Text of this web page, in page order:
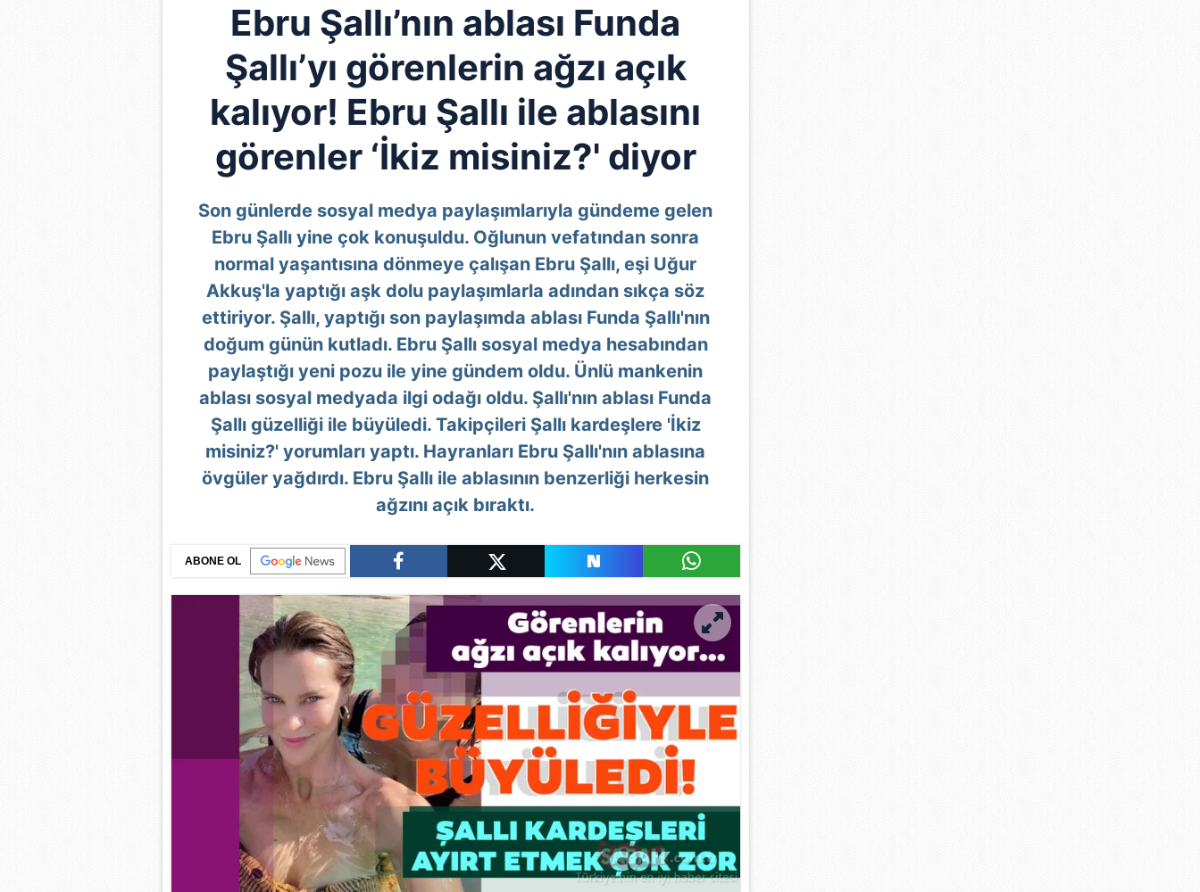
Ebru Şallı’nın ablası Funda
Şallı’yı görenlerin ağzı açık
kalıyor! Ebru Şallı ile ablasını
görenler ‘İkiz misiniz?' diyor
Son günlerde sosyal medya paylaşımlarıyla gündeme gelen
Ebru Şallı yine çok konuşuldu. Oğlunun vefatından sonra
normal yaşantısına dönmeye çalışan Ebru Şallı, eşi Uğur
Akkuş'la yaptığı aşk dolu paylaşımlarla adından sıkça söz
ettiriyor. Şallı, yaptığı son paylaşımda ablası Funda Şallı'nın
doğum günün kutladı. Ebru Şallı sosyal medya hesabından
paylaştığı yeni pozu ile yine gündem oldu. Ünlü mankenin
ablası sosyal medyada ilgi odağı oldu. Şallı'nın ablası Funda
Şallı güzelliği ile büyüledi. Takipçileri Şallı kardeşlere 'İkiz
misiniz?' yorumları yaptı. Hayranları Ebru Şallı'nın ablasına
övgüler yağdırdı. Ebru Şallı ile ablasının benzerliği herkesin
ağzını açık bıraktı.
ABONE OL